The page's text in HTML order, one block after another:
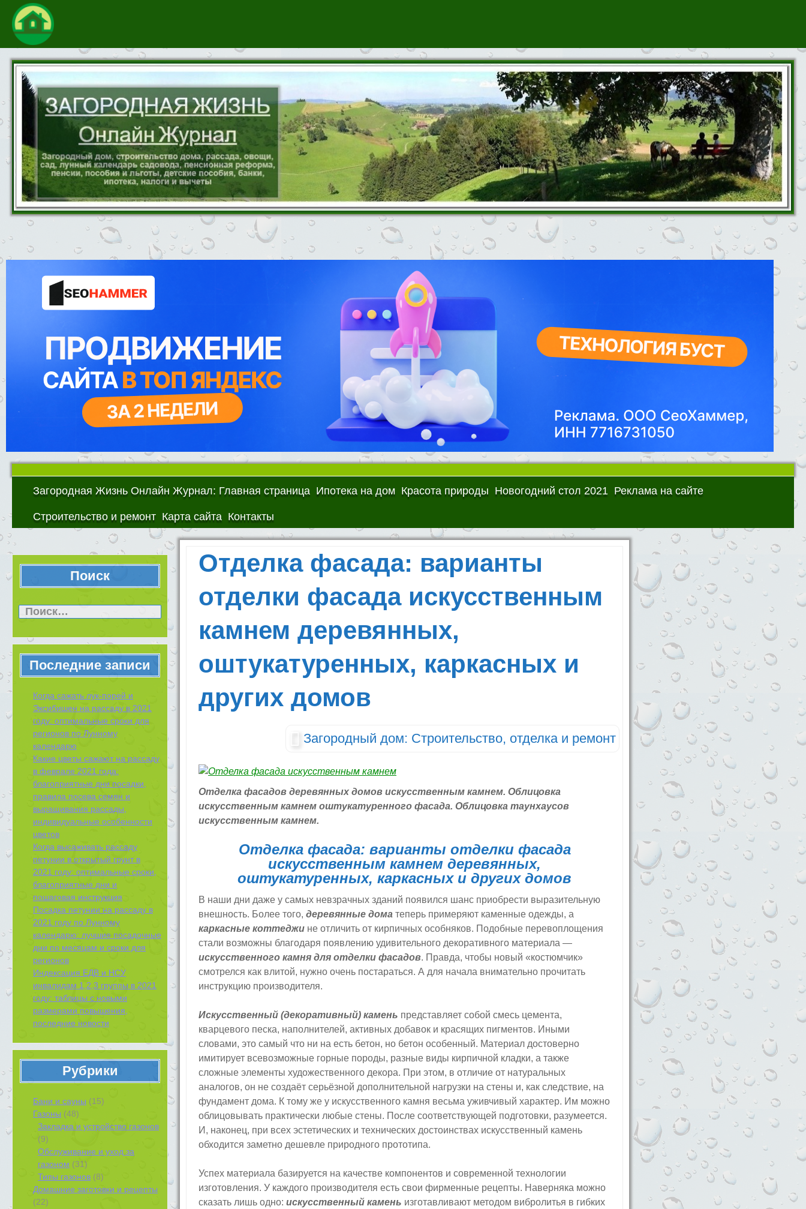
Загородная Жизнь Онлайн Журнал: Главная страница Ипотека на дом Красота природы Новогодний стол 2021 Реклама на сайте
Строительство и ремонт Карта сайта Контакты
Поиск
Последние записи
Когда сажать лук-порей и
Эксибишен на рассаду в 2021
году: оптимальные сроки для
регионов по Лунному
календарю
Какие цветы сажают на рассаду
в феврале 2021 года:
благоприятные дни посадки,
правила посева семян и
выращивания рассады,
индивидуальные особенности
цветов
Когда высаживать рассаду
петунии в открытый грунт в
2021 году: оптимальные сроки,
благоприятные дни и
пошаговая инструкция
Посадка петунии на рассаду в
2021 году по Лунному
календарю: лучшие посадочные
дни по месяцам и сроки для
регионов
Индексация ЕДВ и НСУ
инвалидам 1,2,3 группы в 2021
году: таблицы с новыми
размерами повышения,
последние новости
Рубрики
Бани и сауны (15)
Газоны (48)
Закладка и устройство газонов
(9)
Обслуживание и уход за
газоном (31)
Типы газонов (8)
Домашние заготовки и рецепты
(22)
Отделка фасада: варианты
отделки фасада искусственным
камнем деревянных,
оштукатуренных, каркасных и
других домов
Загородный дом: Строительство, отделка и ремонт
Отделка фасадов деревянных домов искусственным камнем. Облицовка
искусственным камнем оштукатуренного фасада. Облицовка таунхаусов
искусственным камнем.
Отделка фасада: варианты отделки фасада
искусственным камнем деревянных,
оштукатуренных, каркасных и других домов
В наши дни даже у самых невзрачных зданий появился шанс приобрести выразительную
внешность. Более того, деревянные дома теперь примеряют каменные одежды, а
каркасные коттеджи не отличить от кирпичных особняков. Подобные перевоплощения
стали возможны благодаря появлению удивительного декоративного материала —
искусственного камня для отделки фасадов. Правда, чтобы новый «костюмчик»
смотрелся как влитой, нужно очень постараться. А для начала внимательно прочитать
инструкцию производителя.
Искусственный (декоративный) камень представляет собой смесь цемента,
кварцевого песка, наполнителей, активных добавок и красящих пигментов. Иными
словами, это самый что ни на есть бетон, но бетон особенный. Материал достоверно
имитирует всевозможные горные породы, разные виды кирпичной кладки, а также
сложные элементы художественного декора. При этом, в отличие от натуральных
аналогов, он не создаёт серьёзной дополнительной нагрузки на стены и, как следствие, на
фундамент дома. К тому же у искусственного камня весьма уживчивый характер. Им можно
облицовывать практически любые стены. После соответствующей подготовки, разумеется.
И, наконец, при всех эстетических и технических достоинствах искусственный камень
обходится заметно дешевле природного прототипа.
Успех материала базируется на качестве компонентов и современной технологии
изготовления. У каждого производителя есть свои фирменные рецепты. Наверняка можно
сказать лишь одно: искусственный камень изготавливают методом вибролитья в гибких